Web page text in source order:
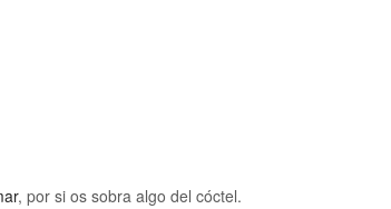
, por si os sobra algo del cóctel.